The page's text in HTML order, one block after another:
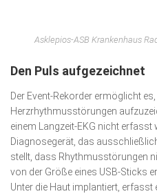
Asklepios-ASB Krankenhaus
Den Puls aufgezeichnet
Der Event-Rekorder ermöglicht
Herzrhythmusstörungen
einem Langzeit-EKG nicht erfasst
Diagnosegerät, das
stellt, dass Rhythmusstörungen
von der Größe eines USB-Sticks
Unter die Haut implantiert, erfasst